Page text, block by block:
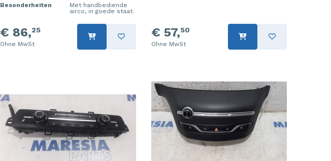
Besonderheiten
Met handbediende
airco, in goede staat.
€ 86,25
Ohne MwSt
€ 57,50
Ohne MwSt